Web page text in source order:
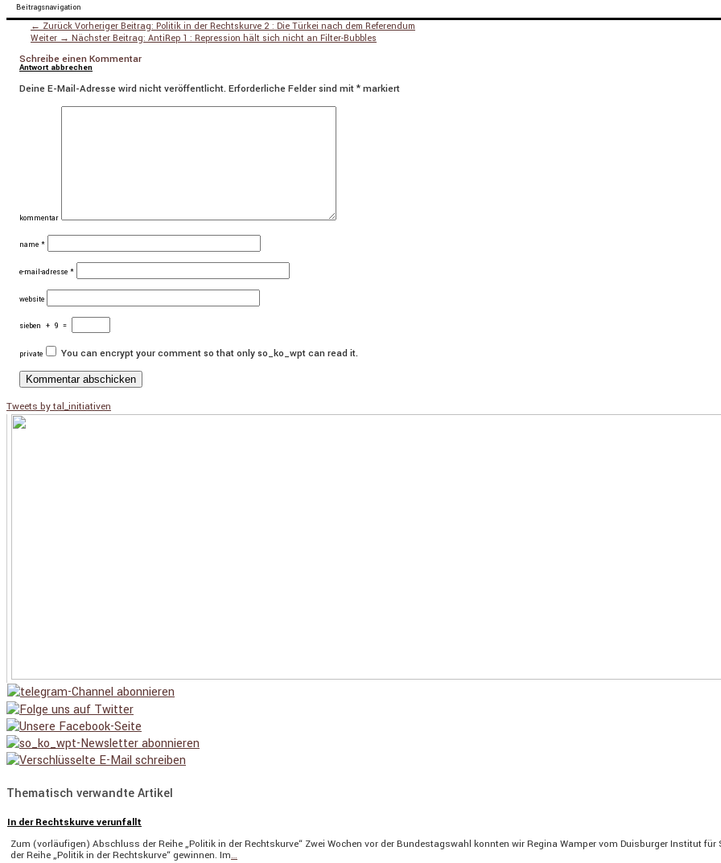
Beitragsnavigation
← Zurück Vorheriger Beitrag: Politik in der Rechtskurve 2 : Die Türkei nach dem Referendum
Weiter → Nächster Beitrag: AntiRep 1 : Repression hält sich nicht an Filter-Bubbles
Schreibe einen Kommentar
Antwort abbrechen
Deine E-Mail-Adresse wird nicht veröffentlicht. Erforderliche Felder sind mit*markiert
kommentar
name *
e-mail-adresse *
website
sieben + 9 =
private You can encrypt your comment so that only so_ko_wpt can read it.
Tweets by tal_initiativen
Thematisch verwandte Artikel
In der Rechtskurve verunfallt
Zum (vorläu­figen) Abschluss der Reihe „Politik in der Rechts­kurve“ Zwei Wochen vor der Bundes­tags­wahl konnten wir Regina Wamper vom Duisburger Institut
der Reihe „Politik in der Rechts­kurve“ gewinnen. Im…